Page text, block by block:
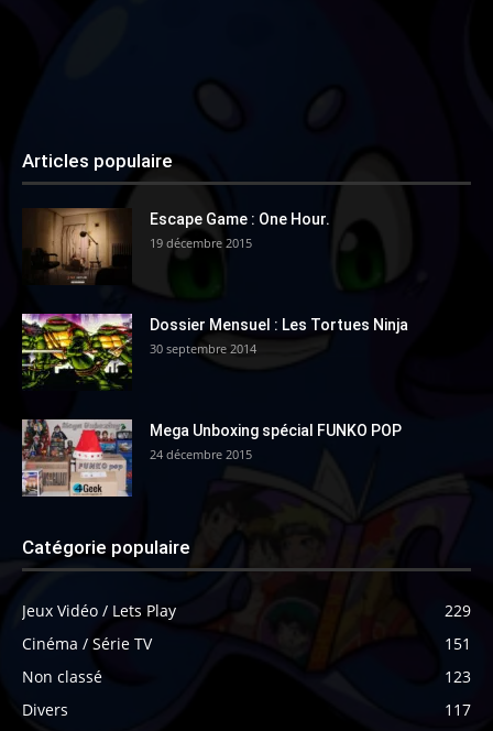
Articles populaire
Escape Game : One Hour.
19 décembre 2015
Dossier Mensuel : Les Tortues Ninja
30 septembre 2014
Mega Unboxing spécial FUNKO POP
24 décembre 2015
Catégorie populaire
Jeux Vidéo / Lets Play
229
Cinéma / Série TV
151
Non classé
123
Divers
117